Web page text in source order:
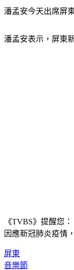
潘孟安今天出席屏
潘孟安表示，屏東
《TVBS》提醒您：
因應新冠肺炎疫情
屏東
音樂節